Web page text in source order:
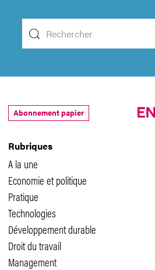
Rubriques
A la une
Economie et politique
Pratique
Technologies
Développement durable
Droit du travail
Management
Abonnement papier